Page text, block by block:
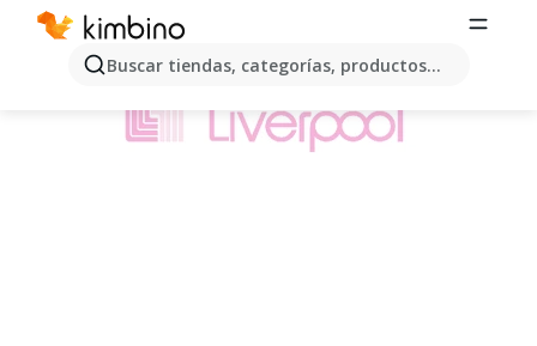
Buscar tiendas, categorías, productos...